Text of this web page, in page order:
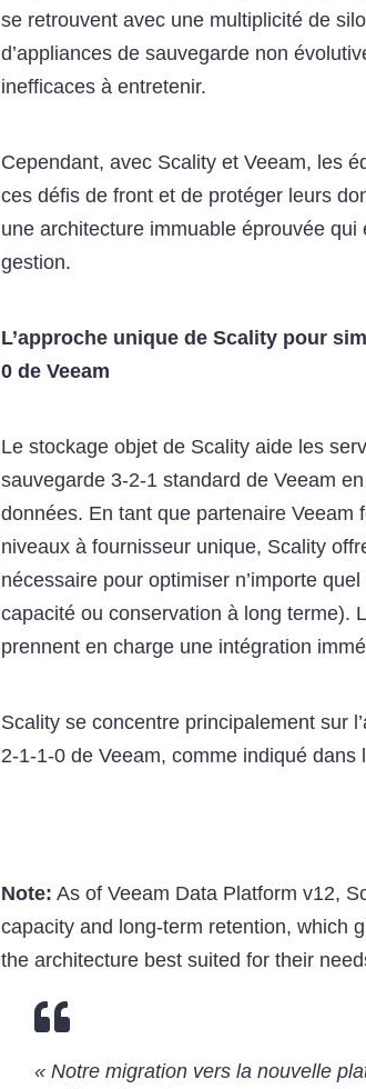
se retrouvent avec une multiplicité de
d’appliances de sauvegarde non
inefficaces à entretenir.
Cependant, avec Scality et Veeam, les
ces défis de front et de protéger leurs
une architecture immuable éprouvée
gestion.
L’approche unique de Scality pour
0 de Veeam
Le stockage objet de Scality aide les
sauvegarde 3-2-1 standard de Veeam
données. En tant que partenaire
niveaux à fournisseur unique, Scality
nécessaire pour optimiser n’importe
capacité ou conservation à long terme).
prennent en charge une intégration
Scality se concentre principalement sur
2-1-1-0 de Veeam, comme indiqué dans
Note: As of Veeam Data Platform v12,
capacity and long-term retention, which
the architecture best suited for their

« Notre migration vers la nouvelle